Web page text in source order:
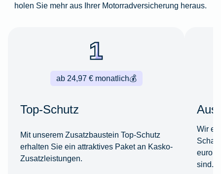
holen Sie mehr aus Ihrer Motorradversicherung heraus.
💰
ab 24,97 € monatlich
Top-Schutz
Mit unserem Zusatzbaustein Top-Schutz
erhalten Sie ein attraktives Paket an Kasko-
Zusatzleistungen.
Wir
sind.